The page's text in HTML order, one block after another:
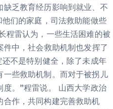
乏教育经历影响到就业、不
们的家庭，司法救助能做些
程雷认为，一些生活困难的被
中，社会救助机制也发挥了
不是特别健全，除了未成年
些救助机制。而对于被拐儿
。”程雷说。 山西大学政治
作，共同构建完善救助机